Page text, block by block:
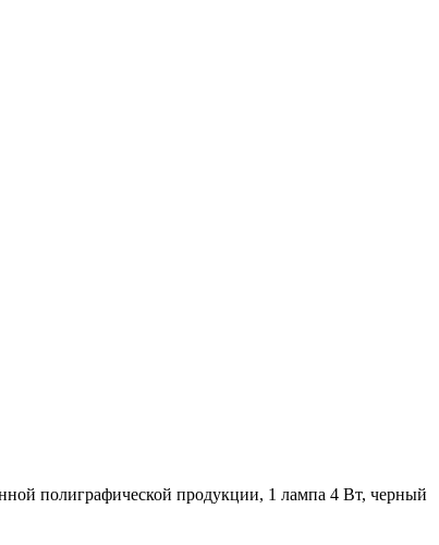
полиграфической продукции, 1 лампа 4 Вт, черный